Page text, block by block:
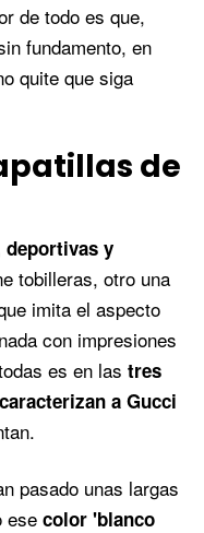
de todo es que,
fundamento, en
quite que siga
de
y
tobilleras, otro una
imita el aspecto
con impresiones
es en las tres
a Gucci
pasado unas largas
ese color 'blanco